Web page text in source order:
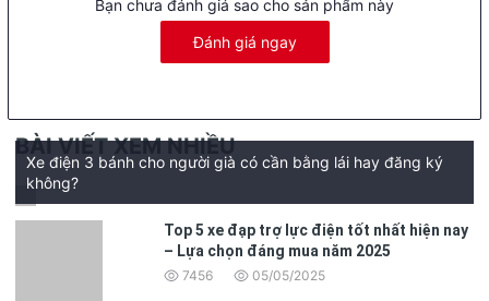
Mặt nạ trước được thiết kế với biểu tượng thương hiệu
ở chính giữa và những đường gân dọc dập nổi, tạo nên điểm nhấn
của Roma Lite S không chỉ tăng cường tính thẩm mỹ mà còn cải
thiện tính năng an toàn khi di chuyển.
Với ngoại hình hiện đại và nhã nhặn, Roma Lite S 2024 thích hợp
cho cả nam và nữ, đáp ứng mọi nhu cầu sử dụng hàng ngày.
Bạn chưa đánh giá sao cho sản phẩm này
Đánh giá ngay
BÀI VIẾT XEM NHIỀU
Xe điện 3 bánh cho người già có cần bằng lái hay đăng ký
không?
Top 5 xe đạp trợ lực điện tốt nhất hiện nay
– Lựa chọn đáng mua năm 2025
7456 05/05/2025